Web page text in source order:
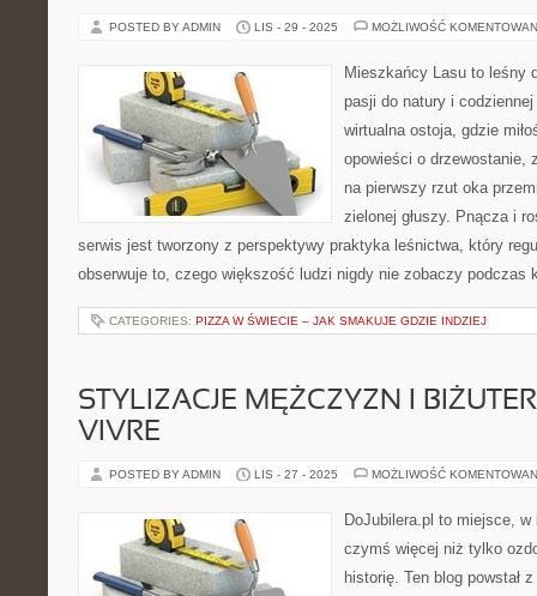
POSTED BY ADMIN LIS - 29 - 2025 MOŻLIWOŚĆ
Mieszkańcy Lasu to leśny
pasji do natury i
wirtualna ostoja, gdzie
opowieści o drzewostanie,
na pierwszy rzut oka
zielonej głuszy. Pnącza i
serwis jest tworzony z perspektywy praktyka leśnictwa, który
obserwuje to, czego większość ludzi nigdy nie zobaczy
CATEGORIES: PIZZA W ŚWIECIE – JAK SMAKUJE GDZIE INDZIEJ
STYLIZACJE MĘŻCZYZN I
VIVRE
POSTED BY ADMIN LIS - 27 - 2025 MOŻLIWOŚĆ
DoJubilera.pl to miejsce,
czymś więcej niż tylko
historię. Ten blog powstał